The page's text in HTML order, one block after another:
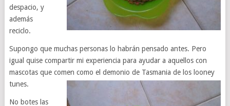
despacio, y
además
reciclo.
Supongo que muchas personas lo habrán pensado antes. Pero
igual quise compartir mi experiencia para ayudar a aquellos con
mascotas que comen como el demonio de Tasmania de los looney
tunes.
No botes las